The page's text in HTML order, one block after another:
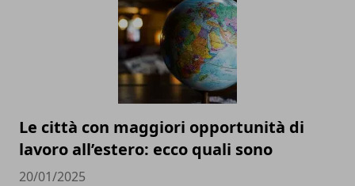
Le città con maggiori opportunità di
lavoro all’estero: ecco quali sono
20/01/2025